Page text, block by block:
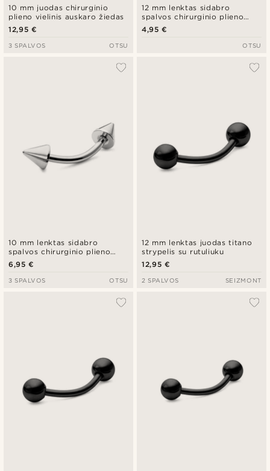
10 mm juodas chirurginio
plieno vielinis auskaro žiedas
12,95 €
3 SPALVOS OTSU
12 mm lenktas sidabro
spalvos chirurginio plieno
strypelis su smaigaliu
4,95 €
OTSU
10 mm lenktas sidabro
spalvos chirurginio plieno
strypelis su smaigaliu
6,95 €
3 SPALVOS OTSU
12 mm lenktas juodas titano
strypelis su rutuliuku
12,95 €
2 SPALVOS SEIZMONT